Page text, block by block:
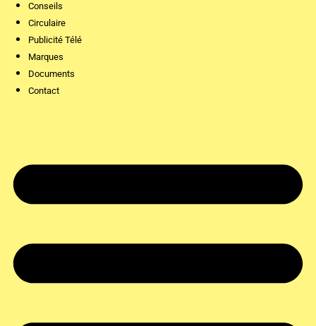
Conseils
Circulaire
Publicité Télé
Marques
Documents
Contact